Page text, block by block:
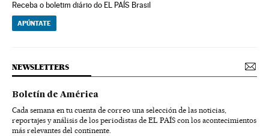
Receba o boletim diário do EL PAÍS Brasil
APÚNTATE
NEWSLETTERS
Boletín de América
Cada semana en tu cuenta de correo una selección de las noticias,
reportajes y análisis de los periodistas de EL PAÍS con los acontecimientos
más relevantes del continente.